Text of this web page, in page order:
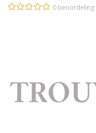
0 beoordeling